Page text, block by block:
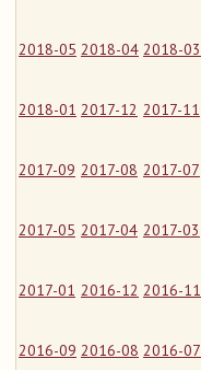
2018-05 2018-04 2018-03
2018-01 2017-12 2017-11
2017-09 2017-08 2017-07
2017-05 2017-04 2017-03
2017-01 2016-12 2016-11
2016-09 2016-08 2016-07